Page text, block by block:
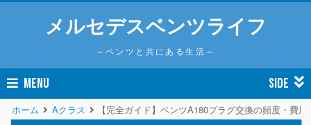
メルセデスベンツライフ
～ベンツと共にある生活～
MENU SIDE
ホーム Aクラス 【完全ガイド】ベンツA180プラグ交換の頻度・費